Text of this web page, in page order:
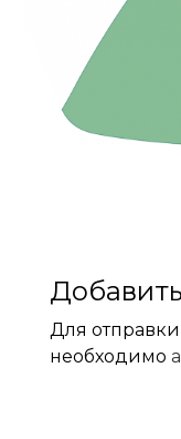
Для
необходимо